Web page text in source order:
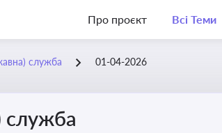
Про проєкт Всі Теми
служба 01-04-2026
служба